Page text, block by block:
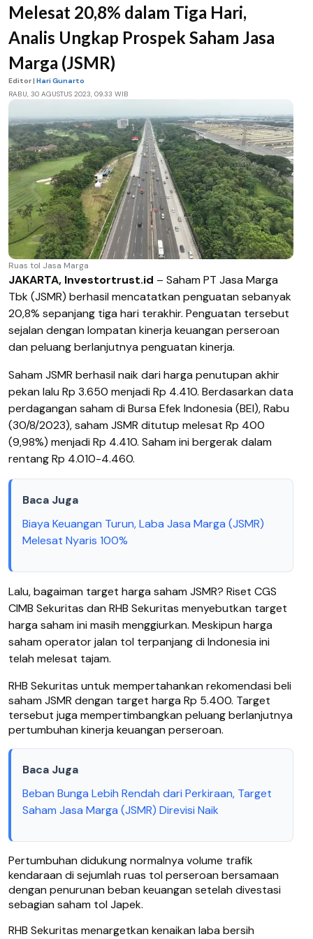
Melesat 20,8% dalam Tiga Hari,
Analis Ungkap Prospek Saham Jasa
Marga (JSMR)
Editor | Hari Gunarto
RABU, 30 AGUSTUS 2023, 09.33 WIB
Ruas tol Jasa Marga
JAKARTA, Investortrust.id – Saham PT Jasa Marga
Tbk (JSMR) berhasil mencatatkan penguatan sebanyak
20,8% sepanjang tiga hari terakhir. Penguatan tersebut
sejalan dengan lompatan kinerja keuangan perseroan
dan peluang berlanjutnya penguatan kinerja.
Saham JSMR berhasil naik dari harga penutupan akhir
pekan lalu Rp 3.650 menjadi Rp 4.410. Berdasarkan data
perdagangan saham di Bursa Efek Indonesia (BEI), Rabu
(30/8/2023), saham JSMR ditutup melesat Rp 400
(9,98%) menjadi Rp 4.410. Saham ini bergerak dalam
rentang Rp 4.010-4.460.
Baca Juga
Biaya Keuangan Turun, Laba Jasa Marga (JSMR)
Melesat Nyaris 100%
Lalu, bagaiman target harga saham JSMR? Riset CGS
CIMB Sekuritas dan RHB Sekuritas menyebutkan target
harga saham ini masih menggiurkan. Meskipun harga
saham operator jalan tol terpanjang di Indonesia ini
telah melesat tajam.
RHB Sekuritas untuk mempertahankan rekomendasi beli
saham JSMR dengan target harga Rp 5.400. Target
tersebut juga mempertimbangkan peluang berlanjutnya
pertumbuhan kinerja keuangan perseroan.
Baca Juga
Beban Bunga Lebih Rendah dari Perkiraan, Target
Saham Jasa Marga (JSMR) Direvisi Naik
Pertumbuhan didukung normalnya volume trafik
kendaraan di sejumlah ruas tol perseroan bersamaan
dengan penurunan beban keuangan setelah divestasi
sebagian saham tol Japek.
RHB Sekuritas menargetkan kenaikan laba bersih